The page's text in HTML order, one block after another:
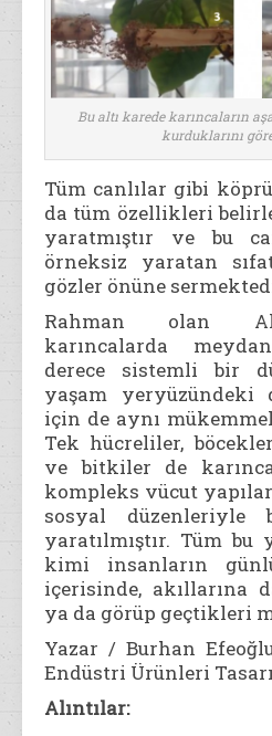
Bu altı karede karıncaların
kurduklarını
Tüm canlılar gibi
da tüm özellikleri
yaratmıştır ve bu
örneksiz yaratan
gözler önüne
Rahman olan
karıncalarda
derece sistemli bir
yaşam yeryüzündeki
için de aynı
Tek hücreliler,
ve bitkiler de
kompleks vücut
sosyal
yaratılmıştır. Tüm bu
kimi insanların
içerisinde, akıllarına
ya da görüp geçtikleri
Yazar / Burhan
Endüstri Ürünleri
Alıntılar: